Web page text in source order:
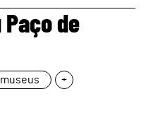
Paço de
+